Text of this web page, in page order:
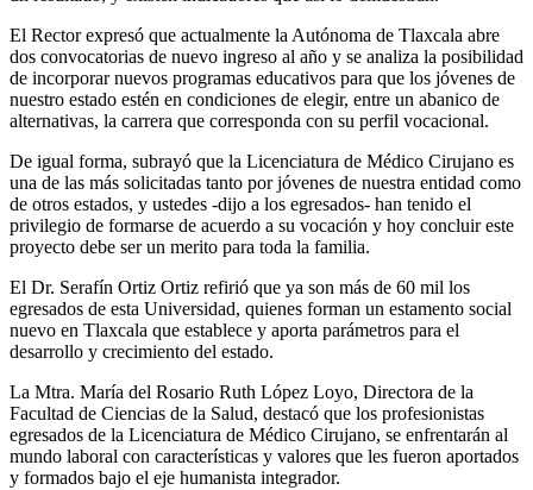
El Rector expresó que actualmente la Autónoma de Tlaxcala abre
dos convocatorias de nuevo ingreso al año y se analiza la posibilidad
de incorporar nuevos programas educativos para que los jóvenes de
nuestro estado estén en condiciones de elegir, entre un abanico de
alternativas, la carrera que corresponda con su perfil vocacional.
De igual forma, subrayó que la Licenciatura de Médico Cirujano es
una de las más solicitadas tanto por jóvenes de nuestra entidad como
de otros estados, y ustedes -dijo a los egresados- han tenido el
privilegio de formarse de acuerdo a su vocación y hoy concluir este
proyecto debe ser un merito para toda la familia.
El Dr. Serafín Ortiz Ortiz refirió que ya son más de 60 mil los
egresados de esta Universidad, quienes forman un estamento social
nuevo en Tlaxcala que establece y aporta parámetros para el
desarrollo y crecimiento del estado.
La Mtra. María del Rosario Ruth López Loyo, Directora de la
Facultad de Ciencias de la Salud, destacó que los profesionistas
egresados de la Licenciatura de Médico Cirujano, se enfrentarán al
mundo laboral con características y valores que les fueron aportados
y formados bajo el eje humanista integrador.